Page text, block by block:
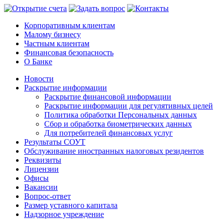
Корпоративным клиентам
Малому бизнесу
Частным клиентам
Финансовая безопасность
О Банке
Новости
Раскрытие информации
Раскрытие финансовой информации
Раскрытие информации для регулятивных целей
Политика обработки Персональных данных
Сбор и обработка биометрических данных
Для потребителей финансовых услуг
Результаты СОУТ
Обслуживание иностранных налоговых резидентов
Реквизиты
Лицензии
Офисы
Вакансии
Вопрос-ответ
Размер уставного капитала
Надзорное учреждение